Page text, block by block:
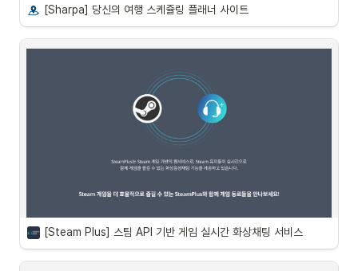
[Sharpa] 당신의 여행 스케쥴링 플래너 사이트
[Steam Plus] 스팀 API 기반 게임 실시간 화상채팅 서비스